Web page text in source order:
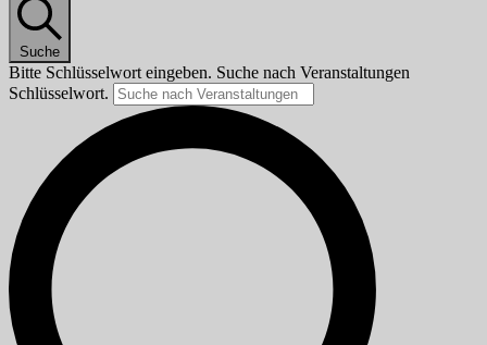
Suche
Bitte Schlüsselwort eingeben. Suche nach Veranstaltungen
Schlüsselwort.